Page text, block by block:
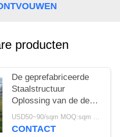
producten
De geprefabriceerde
Staalstructuur
Oplossing van de de
Bouwlevering voor
Industrie
USD50~90/sqm MOQ:sqm 1000
CONTACT